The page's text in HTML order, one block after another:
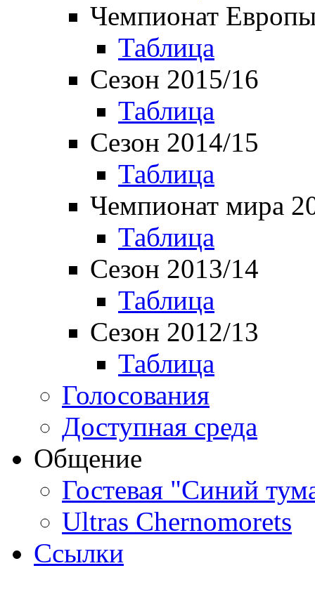
Чемпионат
Таблица
Сезон 2015/16
Таблица
Сезон 2014/15
Таблица
Чемпионат мира
Таблица
Сезон 2013/14
Таблица
Сезон 2012/13
Таблица
Голосования
Доступная среда
Общение
Гостевая "Синий
Ultras Chernomorets
Ссылки